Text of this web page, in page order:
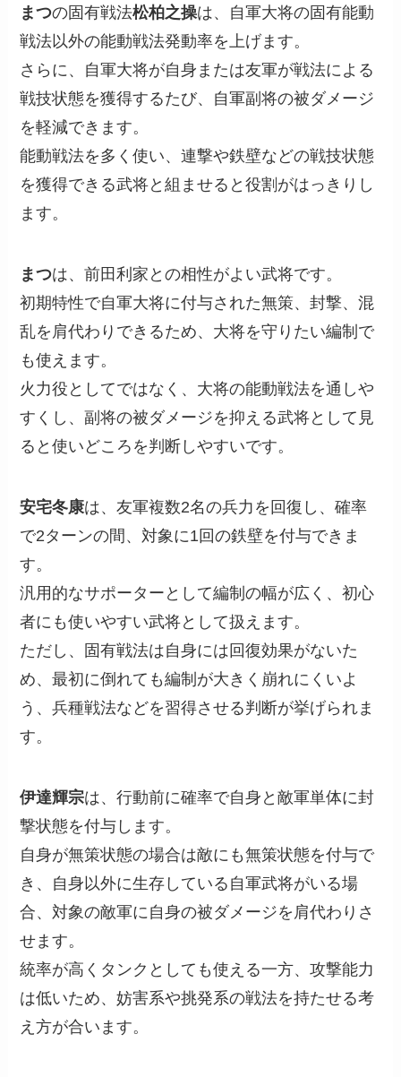
まつの固有戦法松柏之操は、自軍大将の固有能動
戦法以外の能動戦法発動率を上げます。
さらに、自軍大将が自身または友軍が戦法による
戦技状態を獲得するたび、自軍副将の被ダメージ
を軽減できます。
能動戦法を多く使い、連撃や鉄壁などの戦技状態
を獲得できる武将と組ませると役割がはっきりし
ます。
まつは、前田利家との相性がよい武将です。
初期特性で自軍大将に付与された無策、封撃、混
乱を肩代わりできるため、大将を守りたい編制で
も使えます。
火力役としてではなく、大将の能動戦法を通しや
すくし、副将の被ダメージを抑える武将として見
ると使いどころを判断しやすいです。
安宅冬康は、友軍複数2名の兵力を回復し、確率
で2ターンの間、対象に1回の鉄壁を付与できま
す。
汎用的なサポーターとして編制の幅が広く、初心
者にも使いやすい武将として扱えます。
ただし、固有戦法は自身には回復効果がないた
め、最初に倒れても編制が大きく崩れにくいよ
う、兵種戦法などを習得させる判断が挙げられま
す。
伊達輝宗は、行動前に確率で自身と敵軍単体に封
撃状態を付与します。
自身が無策状態の場合は敵にも無策状態を付与で
き、自身以外に生存している自軍武将がいる場
合、対象の敵軍に自身の被ダメージを肩代わりさ
せます。
統率が高くタンクとしても使える一方、攻撃能力
は低いため、妨害系や挑発系の戦法を持たせる考
え方が合います。